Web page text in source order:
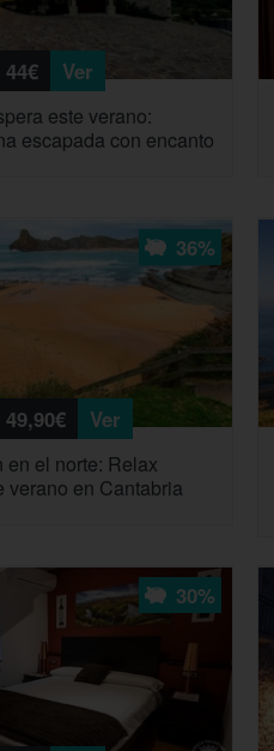
44€ Ver
este verano:
escapada con encanto
36%
49,90€ Ver
en el norte: Relax
verano en Cantabria
30%